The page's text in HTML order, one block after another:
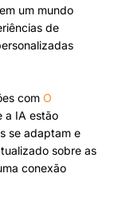
um mundo
de
com O
a IA estão
se adaptam e
sobre as
conexão